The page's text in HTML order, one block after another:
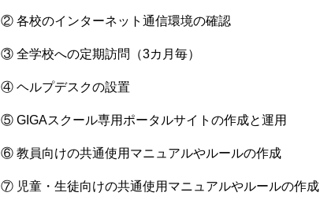
② 各校のインターネット通信環境の確認
③ 全学校への定期訪問（3カ月毎）
④ ヘルプデスクの設置
⑤ GIGAスクール専用ポータルサイトの作成と運用
⑥ 教員向けの共通使用マニュアルやルールの作成
⑦ 児童・生徒向けの共通使用マニュアルやルールの作成